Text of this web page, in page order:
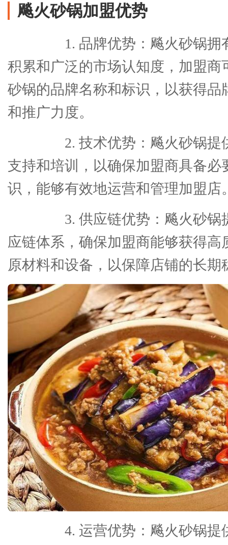
飚火砂锅加盟优势
1. 品牌优势：飚火砂锅拥
积累和广泛的市场认知度，加盟商
砂锅的品牌名称和标识，以获得品
和推广力度。
2. 技术优势：飚火砂锅提
支持和培训，以确保加盟商具备必
识，能够有效地运营和管理加盟店
3. 供应链优势：飚火砂锅
应链体系，确保加盟商能够获得高
原材料和设备，以保障店铺的长期
4. 运营优势：飚火砂锅提